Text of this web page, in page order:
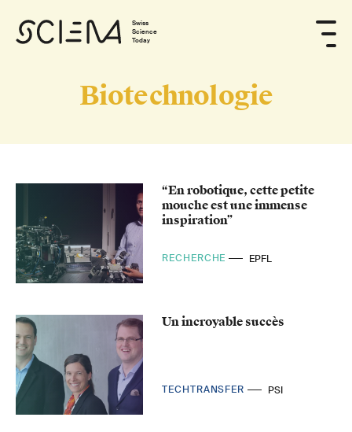
Swiss
Science
Today
Biotechnologie
“En robotique, cette petite
mouche est une immense
inspiration”
RECHERCHE EPFL
Un incroyable succès
TECHTRANSFER PSI